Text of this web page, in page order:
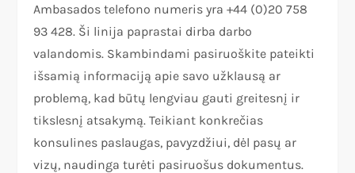
Ambasados telefono numeris yra +44 (0)20 758
93 428. Ši linija paprastai dirba darbo
valandomis. Skambindami pasiruoškite pateikti
išsamią informaciją apie savo užklausą ar
problemą, kad būtų lengviau gauti greitesnį ir
tikslesnį atsakymą. Teikiant konkrečias
konsulines paslaugas, pavyzdžiui, dėl pasų ar
vizų, naudinga turėti pasiruošus dokumentus.